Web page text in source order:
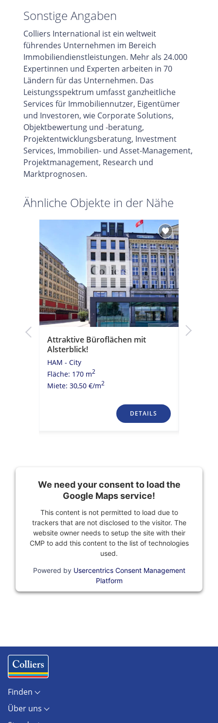
Sonstige Angaben
Colliers International ist ein weltweit
führendes Unternehmen im Bereich
Immobiliendienstleistungen. Mehr als 24.000
Expertinnen und Experten arbeiten in 70
Ländern für das Unternehmen. Das
Leistungsspektrum umfasst ganzheitliche
Services für Immobiliennutzer, Eigentümer
und Investoren, wie Corporate Solutions,
Objektbewertung und -beratung,
Projektentwicklungsberatung, Investment
Services, Immobilien- und Asset-Management,
Projektmanagement, Research und
Marktprognosen.
Ähnliche Objekte in der Nähe
Attraktive Büroflächen mit
Alsterblick!
HAM - City
Fläche: 170 m2
Miete: 30,50 €/m2
DETAILS
We need your consent to load the
Google Maps service!
This content is not permitted to load due to
trackers that are not disclosed to the visitor. The
website owner needs to setup the site with their
CMP to add this content to the list of technologies
used.
Powered by Usercentrics Consent Management
Platform
Finden
Standorte
Über uns